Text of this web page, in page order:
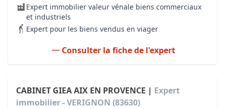
Expert immobilier valeur vénale biens commerciaux
et industriels
Expert pour les biens vendus en viager
Consulter la fiche de l'expert
CABINET GIEA AIX EN PROVENCE | Expert
immobilier - VERIGNON (83630)